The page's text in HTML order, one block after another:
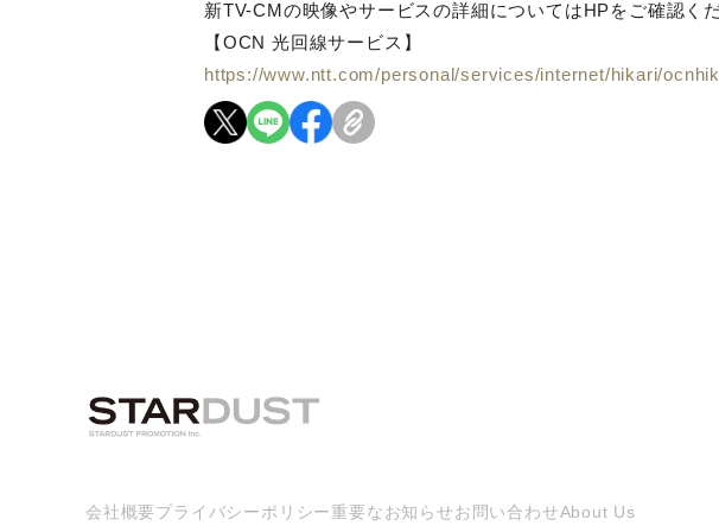
新TV-CMの映像やサービスの詳細についてはHPをご確認くだ
【OCN 光回線サービス】
https://www.ntt.com/personal/services/internet/hikari/
会社概要プライバシーポリシー重要なお知らせ お問い合わせAbout Us